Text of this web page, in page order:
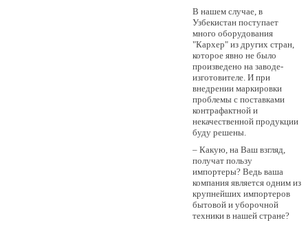
В нашем случае, в
Узбекистан поступает
много оборудования
"Кархер" из других стран,
которое явно не было
произведено на заводе-
изготовителе. И при
внедрении маркировки
проблемы с поставками
контрафактной и
некачественной продукции
буду решены.
– Какую, на Ваш взгляд,
получат пользу
импортеры? Ведь ваша
компания является одним из
крупнейших импортеров
бытовой и уборочной
техники в нашей стране?